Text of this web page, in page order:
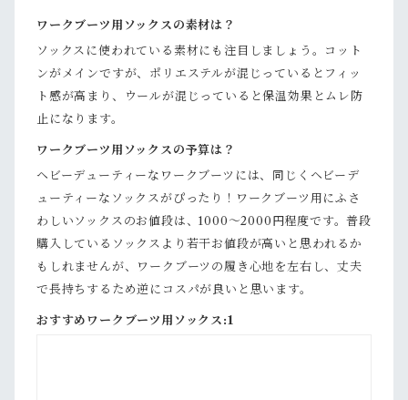
ワークブーツ用ソックスの素材は？
ソックスに使われている素材にも注目しましょう。コット
ンがメインですが、ポリエステルが混じっているとフィッ
ト感が高まり、ウールが混じっていると保温効果とムレ防
止になります。
ワークブーツ用ソックスの予算は？
ヘビーデューティーなワークブーツには、同じくヘビーデ
ューティーなソックスがぴったり！ワークブーツ用にふさ
わしいソックスのお値段は、1000～2000円程度です。普段
購入しているソックスより若干お値段が高いと思われるか
もしれませんが、ワークブーツの履き心地を左右し、丈夫
で長持ちするため逆にコスパが良いと思います。
おすすめワークブーツ用ソックス:1